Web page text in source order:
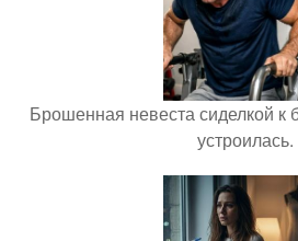
Брошенная невеста сиделкой
устроилась.